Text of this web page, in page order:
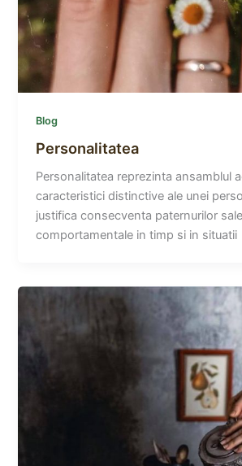
Blog
Personalitatea
Personalitatea reprezinta ansamblul
caracteristici distinctive ale unei
justifica consecventa paternurilor sale
comportamentale in timp si in situatii